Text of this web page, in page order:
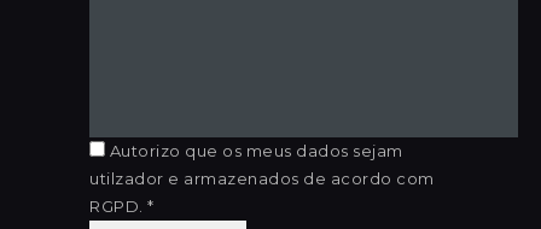
Autorizo que os meus dados sejam
utilzador e armazenados de acordo com
RGPD. *